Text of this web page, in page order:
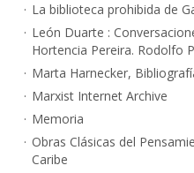
La biblioteca prohibida de
León Duarte :
Hortencia Pereira. Rodolfo
Marta Harnecker,
Marxist Internet Archive
Memoria
Obras Clásicas del
Caribe